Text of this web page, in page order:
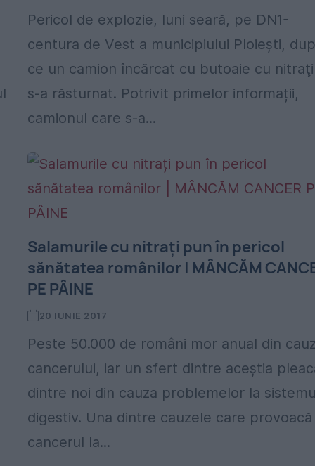
Pericol de explozie, luni seară, pe DN1-
centura de Vest a municipiului Ploieşti,
ce un camion încărcat cu butoaie cu nitraţi
s-a răsturnat. Potrivit primelor informații,
camionul care s-a...
Salamurile cu nitrați pun în pericol
sănătatea românilor | MÂNCĂM
PE PÂINE
20 IUNIE 2017
Peste 50.000 de români mor anual din
cancerului, iar un sfert dintre aceştia
dintre noi din cauza problemelor la
digestiv. Una dintre cauzele care provoacă
cancerul la...